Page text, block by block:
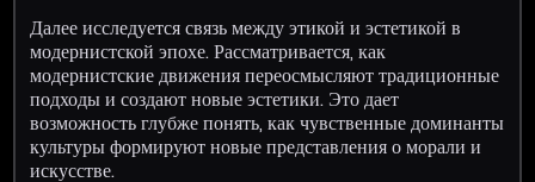
Далее исследуется связь между этикой и эстетикой в
модернистской эпохе. Рассматривается, как
модернистские движения переосмысляют традиционные
подходы и создают новые эстетики. Это дает
возможность глубже понять, как чувственные доминанты
культуры формируют новые представления о морали и
искусстве.